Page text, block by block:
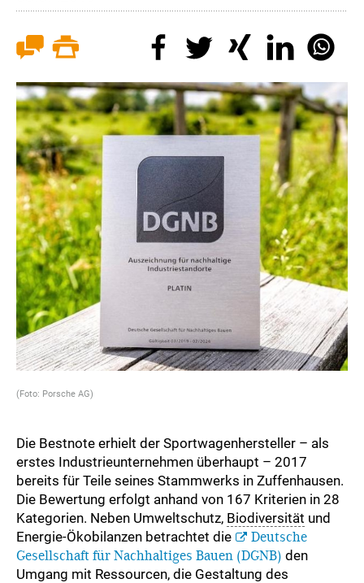
(Foto: Porsche AG)
Die Bestnote erhielt der Sportwagenhersteller – als
erstes Industrieunternehmen überhaupt – 2017
bereits für Teile seines Stammwerks in Zuffenhausen.
Die Bewertung erfolgt anhand von 167 Kriterien in 28
Kategorien. Neben Umweltschutz, Biodiversität und
Energie-Ökobilanzen betrachtet die
Deutsche
Gesellschaft für Nachhaltiges Bauen (DGNB) den
Umgang mit Ressourcen, die Gestaltung des